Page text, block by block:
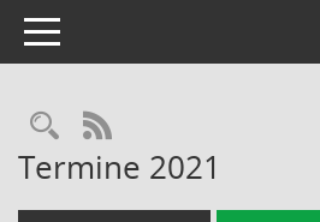
Toggle navigation
Rechercheauswahl
RSS-Feed
Termine 2021